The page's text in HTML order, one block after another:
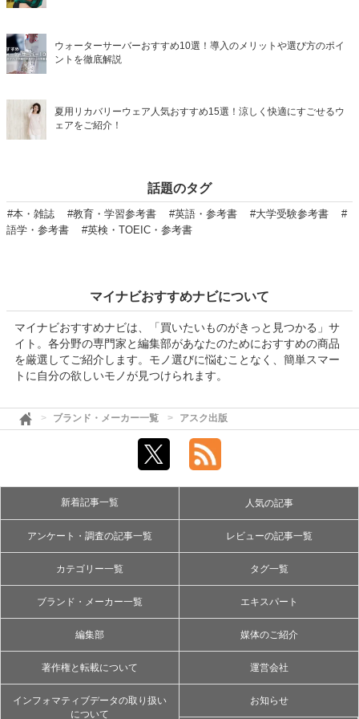
ウォーターサーバーおすすめ10選！導入のメリットや選び方のポイ
ントを徹底解説
夏用リカバリーウェア人気おすすめ15選！涼しく快適にすごせるウ
ェアをご紹介！
話題のタグ
#本・雑誌 #教育・学習参考書 #英語・参考書 #大学受験参考書
#
語学・参考書
#英検・TOEIC・参考書
マイナビおすすめナビについて
マイナビおすすめナビは、「買いたいものがきっと見つかる」サ
イト。各分野の専門家と編集部があなたのためにおすすめの商品
を厳選してご紹介します。モノ選びに悩むことなく、簡単スマー
トに自分の欲しいモノが見つけられます。
ブランド・メーカー一覧 アスク出版
新着記事一覧 人気の記事
アンケート・調査の記事一覧 レビューの記事一覧
カテゴリー一覧 タグ一覧
ブランド・メーカー一覧 エキスパート
編集部 媒体のご紹介
著作権と転載について 運営会社
インフォマティブデータの取り扱い
について
お知らせ